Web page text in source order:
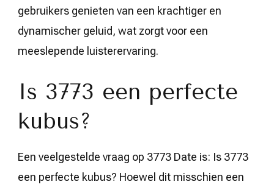
gebruikers genieten van een krachtiger en
dynamischer geluid, wat zorgt voor een
meeslepende luisterervaring.
Is 3773 een perfecte
kubus?
Een veelgestelde vraag op 3773 Date is: Is 3773
een perfecte kubus? Hoewel dit misschien een